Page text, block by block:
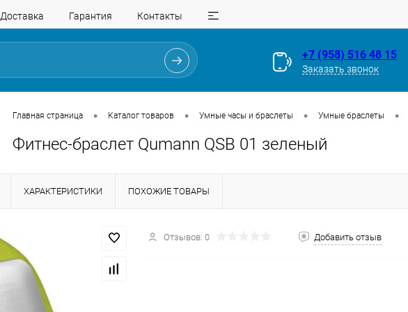
Доставка Гарантия Контакты
+7 (958) 516 48 15
Заказать звонок
Главная страница • Каталог товаров • Умные часы и браслеты • Умные браслеты •
Фитнес-браслет Qumann QSB 01 зеленый
ХАРАКТЕРИСТИКИ ПОХОЖИЕ ТОВАРЫ
Отзывов: 0 Добавить отзыв
Для клиентов всех банков
Разбейте